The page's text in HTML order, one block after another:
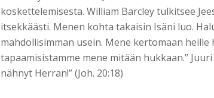
koskettelemisesta. William Barcley tulkitsee
itsekkäästi. Menen kohta takaisin Isäni luo.
mahdollisimman usein. Mene kertomaan
tapaamisistamme mene mitään hukkaan.”
nähnyt Herran!” (Joh. 20:18)